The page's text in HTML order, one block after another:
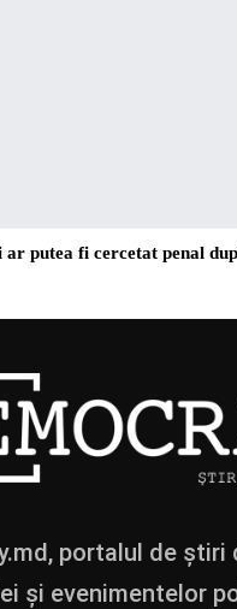
ar putea fi cercetat penal
portalul de știri
și evenimentelor